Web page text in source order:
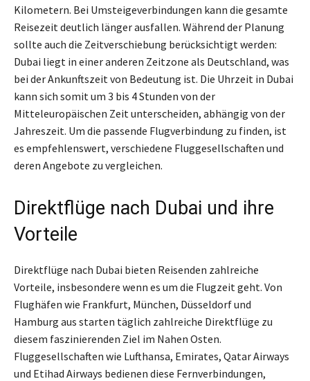
Kilometern. Bei Umsteigeverbindungen kann die gesamte
Reisezeit deutlich länger ausfallen. Während der Planung
sollte auch die Zeitverschiebung berücksichtigt werden:
Dubai liegt in einer anderen Zeitzone als Deutschland, was
bei der Ankunftszeit von Bedeutung ist. Die Uhrzeit in Dubai
kann sich somit um 3 bis 4 Stunden von der
Mitteleuropäischen Zeit unterscheiden, abhängig von der
Jahreszeit. Um die passende Flugverbindung zu finden, ist
es empfehlenswert, verschiedene Fluggesellschaften und
deren Angebote zu vergleichen.
Direktflüge nach Dubai und ihre
Vorteile
Direktflüge nach Dubai bieten Reisenden zahlreiche
Vorteile, insbesondere wenn es um die Flugzeit geht. Von
Flughäfen wie Frankfurt, München, Düsseldorf und
Hamburg aus starten täglich zahlreiche Direktflüge zu
diesem faszinierenden Ziel im Nahen Osten.
Fluggesellschaften wie Lufthansa, Emirates, Qatar Airways
und Etihad Airways bedienen diese Fernverbindungen,